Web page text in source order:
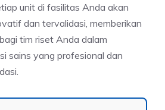
unit di fasilitas Anda akan
dan tervalidasi, memberikan
tim riset Anda dalam
sains yang profesional dan